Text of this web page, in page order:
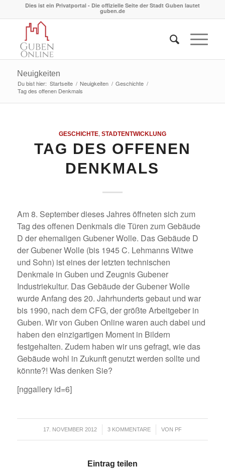
Dies ist ein Privatportal - Die offizielle Seite der Stadt Guben lautet
guben.de
Neuigkeiten
Du bist hier: Startseite / Neuigkeiten / Geschichte /
Tag des offenen Denkmals
GESCHICHTE, STADTENTWICKLUNG
TAG DES OFFENEN
DENKMALS
Am 8. September dieses Jahres öffneten sich zum
Tag des offenen Denkmals die Türen zum Gebäude
D der ehemaligen Gubener Wolle. Das Gebäude D
der Gubener Wolle (bis 1945 C. Lehmanns Witwe
und Sohn) ist eines der letzten technischen
Denkmale in Guben und Zeugnis Gubener
Industriekultur. Das Gebäude der Gubener Wolle
wurde Anfang des 20. Jahrhunderts gebaut und war
bis 1990, nach dem CFG, der größte Arbeitgeber in
Guben. Wir von Guben Online waren auch dabei und
haben den einzigartigen Moment in Bildern
festgehalten. Zudem haben wir uns gefragt, wie das
Gebäude wohl in Zukunft genutzt werden sollte und
könnte?! Was denken Sie?
[nggallery id=6]
17. NOVEMBER 2012
/ 3 KOMMENTARE
/ VON PF
Eintrag teilen